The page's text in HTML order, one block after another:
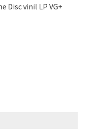
The J. Geils Band – Freeze-Frame Disc vinil LP VG+